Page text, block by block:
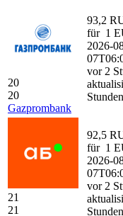
20
20
Gazprombank
93,2
für 1
2026-
vor 2
Stunden
21
21
92,5
für 1
2026-
vor 2
Stunden